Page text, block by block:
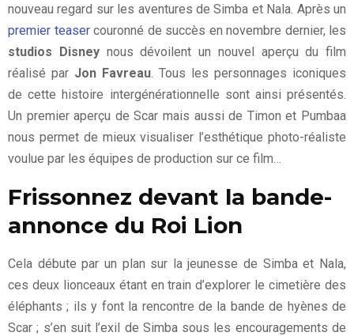
nouveau regard sur les aventures de Simba et Nala. Après un
premier teasercouronné de succès en novembre dernier, les
studios Disneynous dévoilent un nouvel aperçu du film
réalisé par Jon Favreau . Tous les personnages iconiques
de cette histoire intergénérationnelle sont ainsi présentés.
Un premier aperçu de Scar mais aussi de Timon et Pumbaa
nous permet de mieux visualiser l’esthétique photo-réaliste
voulue par les équipes de production sur ce film…
Frissonnez devant la bande-
annonce du Roi Lion
Cela débute par un plan sur la jeunesse de Simba et Nala,
ces deux lionceaux étant en train d’explorer le cimetière des
éléphants ; ils y font la rencontre de la bande de hyènes de
Scar ; s’en suit l’exil de Simba sous les encouragements de